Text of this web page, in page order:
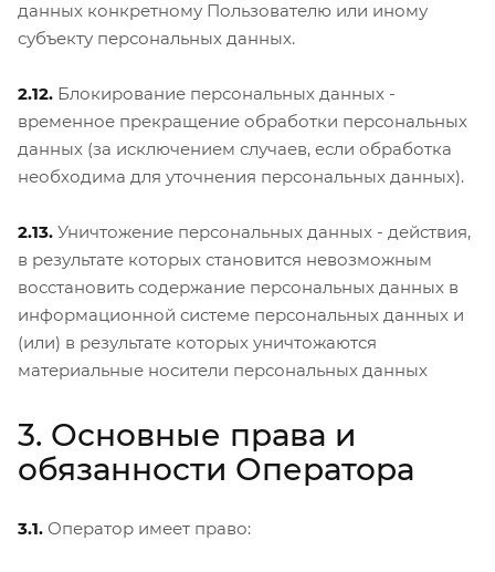
данных конкретному Пользователю или иному
субъекту персональных данных.
2.12. Блокирование персональных данных -
временное прекращение обработки персональных
данных (за исключением случаев, если обработка
необходима для уточнения персональных данных).
2.13. Уничтожение персональных данных - действия,
в результате которых становится невозможным
восстановить содержание персональных данных в
информационной системе персональных данных и
(или) в результате которых уничтожаются
материальные носители персональных данных
3. Основные права и
обязанности Оператора
3.1. Оператор имеет право: